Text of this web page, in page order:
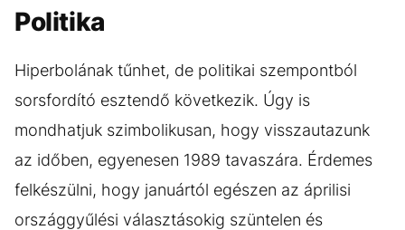
Politika
Hiperbolának tűnhet, de politikai szempontból
sorsfordító esztendő következik. Úgy is
mondhatjuk szimbolikusan, hogy visszautazunk
az időben, egyenesen 1989 tavaszára. Érdemes
felkészülni, hogy januártól egészen az áprilisi
országgyűlési választásokig szüntelen és